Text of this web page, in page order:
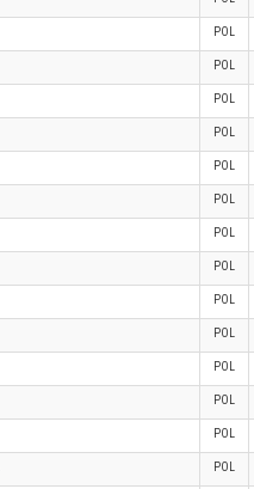
POL
POL
POL
POL
POL
POL
POL
POL
POL
POL
POL
POL
POL
POL